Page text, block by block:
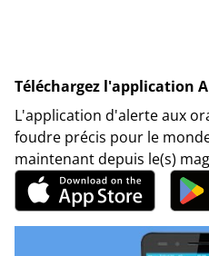
Téléchargez l'application
L'application d'alerte aux
foudre précis pour le
maintenant depuis le(s)